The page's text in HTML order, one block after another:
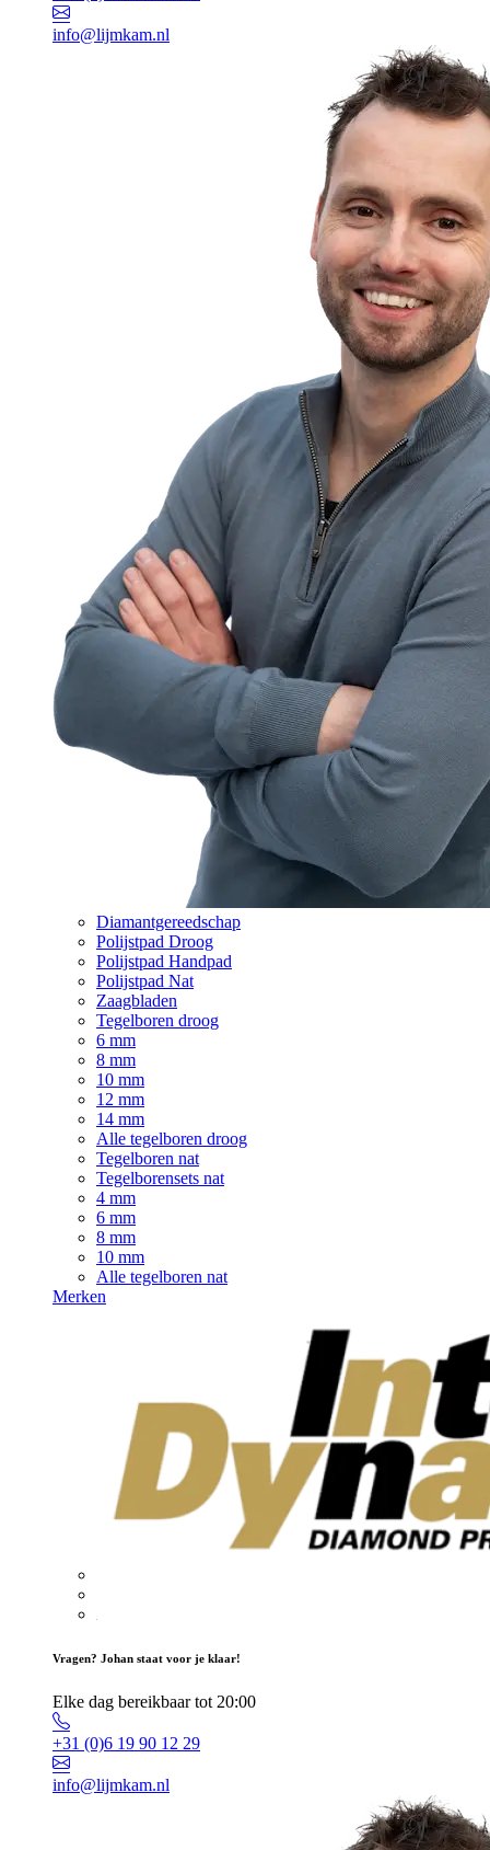
info@lijmkam.nl
Diamantgereedschap
Polijstpad Droog
Polijstpad Handpad
Polijstpad Nat
Zaagbladen
Tegelboren droog
6 mm
8 mm
10 mm
12 mm
14 mm
Alle tegelboren droog
Tegelboren nat
Tegelborensets nat
4 mm
6 mm
8 mm
10 mm
Alle tegelboren nat
Merken
Vragen? Johan staat voor je klaar!
Elke dag bereikbaar tot 20:00
+31 (0)6 19 90 12 29
info@lijmkam.nl